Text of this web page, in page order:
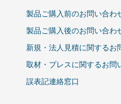
製品ご購入前のお問い合わ
製品ご購入後のお問い合わ
新規・法人見積に関するお
取材・プレスに関するお問
誤表記連絡窓口